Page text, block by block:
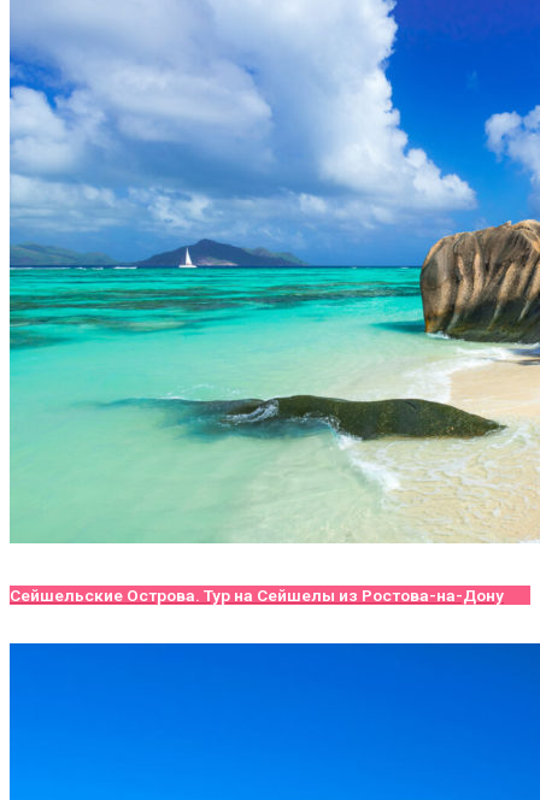
Сейшельские Острова. Тур на Сейшелы из Ростова-на-Дону